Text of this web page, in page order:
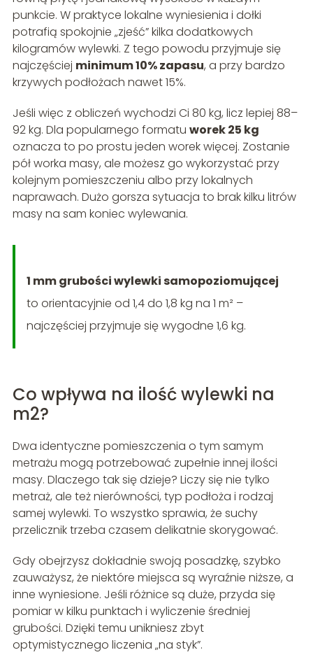
punkcie. W praktyce lokalne wyniesienia i dołki
potrafią spokojnie „zjeść” kilka dodatkowych
kilogramów wylewki. Z tego powodu przyjmuje się
najczęściej minimum 10% zapasu, a przy bardzo
krzywych podłożach nawet 15%.
Jeśli więc z obliczeń wychodzi Ci 80 kg, licz lepiej 88–
92 kg. Dla popularnego formatu worek 25 kg
oznacza to po prostu jeden worek więcej. Zostanie
pół worka masy, ale możesz go wykorzystać przy
kolejnym pomieszczeniu albo przy lokalnych
naprawach. Dużo gorsza sytuacja to brak kilku litrów
masy na sam koniec wylewania.
1 mm grubości wylewki samopoziomującej
to orientacyjnie od 1,4 do 1,8 kg na 1 m² –
najczęściej przyjmuje się wygodne 1,6 kg.
Co wpływa na ilość wylewki na
m2?
Dwa identyczne pomieszczenia o tym samym
metrażu mogą potrzebować zupełnie innej ilości
masy. Dlaczego tak się dzieje? Liczy się nie tylko
metraż, ale też nierówności, typ podłoża i rodzaj
samej wylewki. To wszystko sprawia, że suchy
przelicznik trzeba czasem delikatnie skorygować.
Gdy obejrzysz dokładnie swoją posadzkę, szybko
zauważysz, że niektóre miejsca są wyraźnie niższe, a
inne wyniesione. Jeśli różnice są duże, przyda się
pomiar w kilku punktach i wyliczenie średniej
grubości. Dzięki temu unikniesz zbyt
optymistycznego liczenia „na styk”.